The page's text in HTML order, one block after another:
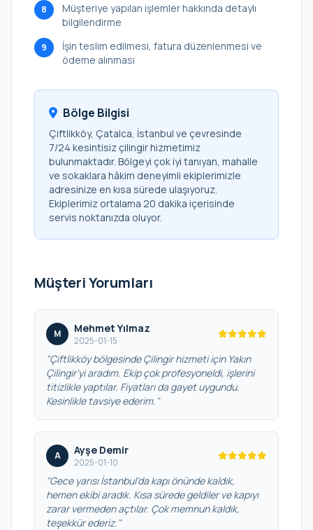
8
Müşteriye yapılan işlemler hakkında detaylı
bilgilendirme
9
İşin teslim edilmesi, fatura düzenlenmesi ve
ödeme alınması
Bölge Bilgisi
Çiftlikköy, Çatalca, İstanbul ve çevresinde
7/24 kesintisiz çilingir hizmetimiz
bulunmaktadır. Bölgeyi çok iyi tanıyan, mahalle
ve sokaklara hâkim deneyimli ekiplerimizle
adresinize en kısa sürede ulaşıyoruz.
Ekiplerimiz ortalama 20 dakika içerisinde
servis noktanızda oluyor.
Müşteri Yorumları
M Mehmet Yılmaz
2025-01-15
"Çiftlikköy bölgesinde Çilingir hizmeti için Yakın
Çilingir’yi aradım. Ekip çok profesyoneldi, işlerini
titizlikle yaptılar. Fiyatları da gayet uygundu.
Kesinlikle tavsiye ederim."
A Ayşe Demir
2025-01-10
"Gece yarısı İstanbul’da kapı önünde kaldık,
hemen ekibi aradık. Kısa sürede geldiler ve kapıyı
zarar vermeden açtılar. Çok memnun kaldık,
teşekkür ederiz."